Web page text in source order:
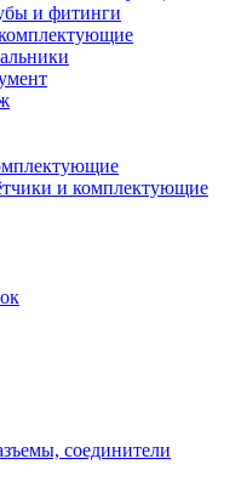
и фитинги
и комплектующие
соединители